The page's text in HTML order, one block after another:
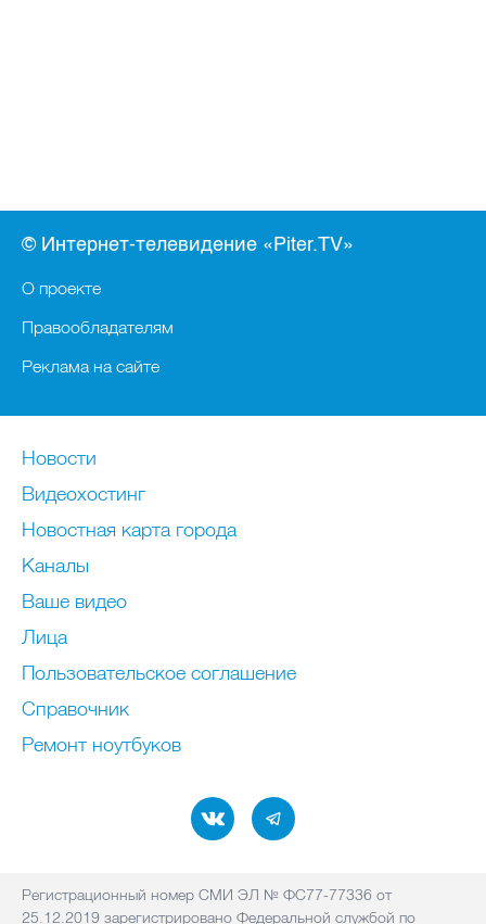
© Интернет-телевидение «Piter.TV»
О проекте
Правообладателям
Реклама на сайте
Новости
Видеохостинг
Новостная карта города
Каналы
Ваше видео
Лица
Пользовательское соглашение
Справочник
Ремонт нoутбуков
Регистрационный номер СМИ ЭЛ № ФС77-77336 от
25.12.2019 зарегистрировано Федеральной службой по